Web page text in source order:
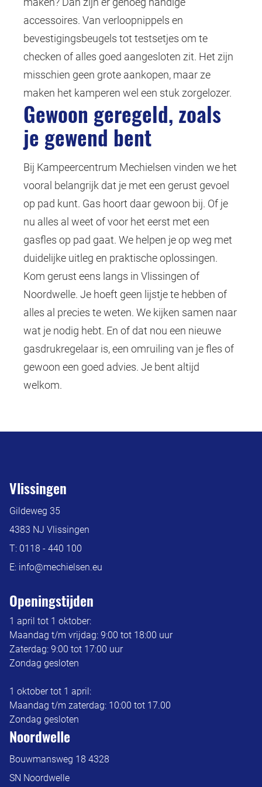
accessoires. Van verloopnippels en
bevestigingsbeugels tot testsetjes om te
checken of alles goed aangesloten zit. Het zijn
misschien geen grote aankopen, maar ze
maken het kamperen wel een stuk zorgelozer.
Gewoon geregeld, zoals
je gewend bent
Bij Kampeercentrum Mechielsen vinden we het
vooral belangrijk dat je met een gerust gevoel
op pad kunt. Gas hoort daar gewoon bij. Of je
nu alles al weet of voor het eerst met een
gasfles op pad gaat. We helpen je op weg met
duidelijke uitleg en praktische oplossingen.
Kom gerust eens langs in Vlissingen of
Noordwelle. Je hoeft geen lijstje te hebben of
alles al precies te weten. We kijken samen naar
wat je nodig hebt. En of dat nou een nieuwe
gasdrukregelaar is, een omruiling van je fles of
gewoon een goed advies. Je bent altijd
welkom.
Vlissingen
Gildeweg 35
4383 NJ Vlissingen
T: 0118 - 440 100
E: info@mechielsen.eu
Openingstijden
1 april tot 1 oktober:
Maandag t/m vrijdag: 9:00 tot 18:00 uur
Zaterdag: 9:00 tot 17:00 uur
Zondag gesloten
1 oktober tot 1 april:
Maandag t/m zaterdag: 10:00 tot 17.00
Zondag gesloten
Noordwelle
Bouwmansweg 18 4328
SN Noordwelle